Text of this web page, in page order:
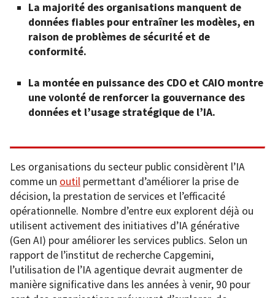
La majorité des organisations manquent de
données fiables pour entraîner les modèles, en
raison de problèmes de sécurité et de
conformité.
La montée en puissance des CDO et CAIO montre
une volonté de renforcer la gouvernance des
données et l’usage stratégique de l’IA.
Les organisations du secteur public considèrent l’IA
comme un outil permettant d’améliorer la prise de
décision, la prestation de services et l’efficacité
opérationnelle. Nombre d’entre eux explorent déjà ou
utilisent activement des initiatives d’IA générative
(Gen AI) pour améliorer les services publics. Selon un
rapport de l’institut de recherche Capgemini,
l’utilisation de l’IA agentique devrait augmenter de
manière significative dans les années à venir, 90 pour